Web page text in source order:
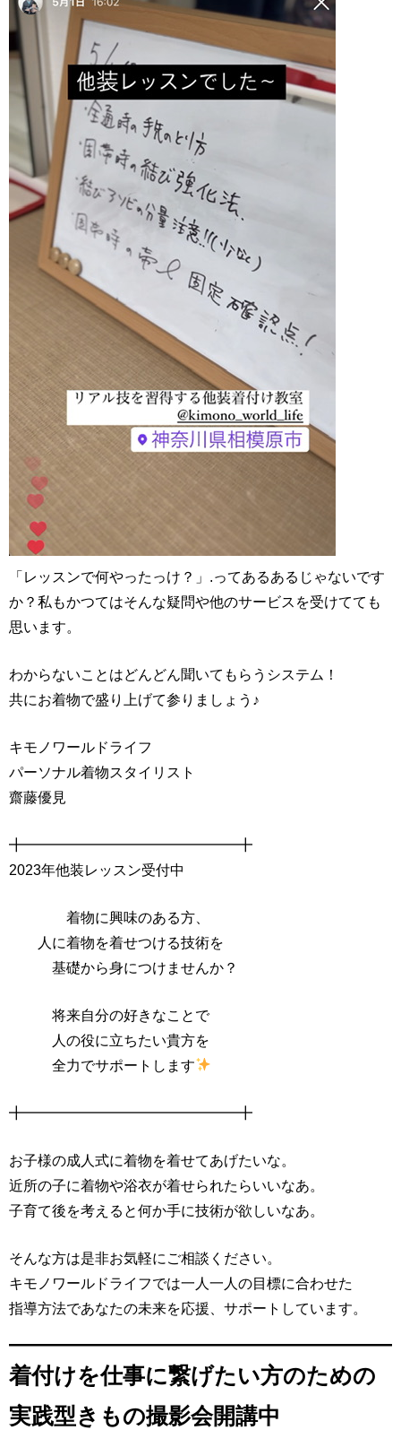
「レッスンで何やったっけ？」.ってあるあるじゃないです
か？私もかつてはそんな疑問や他のサービスを受けてても
思います。
わからないことはどんどん聞いてもらうシステム！
共にお着物で盛り上げて参りましょう♪
キモノワールドライフ
パーソナル着物スタイリスト
齋藤優見
╋━━━━━━━━━━━━━━━╋
2023年他装レッスン受付中
着物に興味のある方、
人に着物を着せつける技術を
基礎から身につけませんか？
将来自分の好きなことで
人の役に立ちたい貴方を
全力でサポートします
╋━━━━━━━━━━━━━━━╋
お子様の成人式に着物を着せてあげたいな。
近所の子に着物や浴衣が着せられたらいいなあ。
子育て後を考えると何か手に技術が欲しいなあ。
そんな方は是非お気軽にご相談ください。
キモノワールドライフでは一人一人の目標に合わせた
指導方法であなたの未来を応援、サポートしています。
着付けを仕事に繋げたい方のための
実践型きもの撮影会開講中